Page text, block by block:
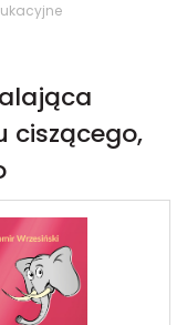
ciszącego,